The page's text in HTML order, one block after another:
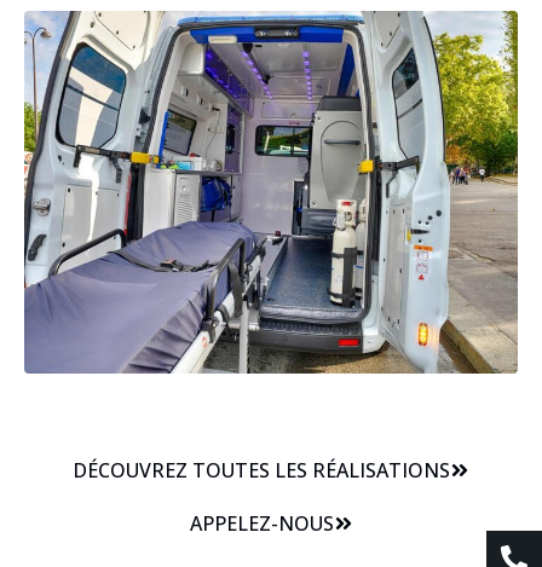
DÉCOUVREZ TOUTES LES RÉALISATIONS
APPELEZ-NOUS